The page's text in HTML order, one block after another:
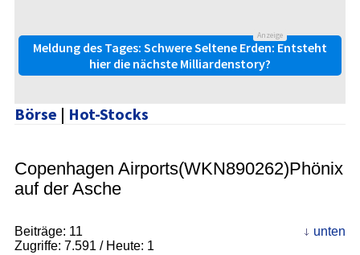
Anzeige
Meldung des Tages: Schwere Seltene Erden: Entsteht
hier die nächste Milliardenstory?
Börse | Hot-Stocks
Copenhagen Airports(WKN890262)Phönix
auf der Asche
Beiträge: 11
Zugriffe: 7.591 / Heute: 1
unten